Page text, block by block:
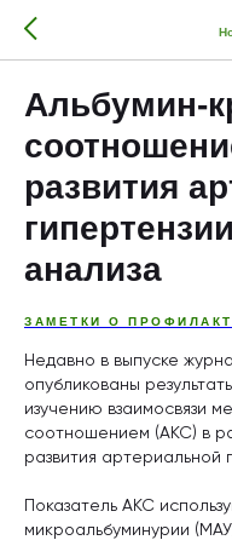
Альбумин-
развития
анализа
ЗАМЕТКИ О
Недавно в выпуске
опубликованы
изучению взаимосвязи
соотношением (АКС) в
развития артериальной
Показатель AКС
микроальбуминурии